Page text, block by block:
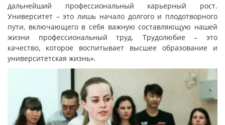
дальнейший профессиональный карьерный рост.
Университет – это лишь начало долгого и плодотворного
пути, включающего в себя важную составляющую нашей
жизни профессиональный труд. Трудолюбие – это
качество, которое воспитывает высшее образование и
университетская жизнь».